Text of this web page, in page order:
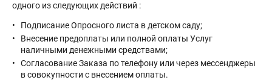
одного из следующих действий :
Подписание Опросного листа в детском саду;
Внесение предоплаты или полной оплаты Услуг
наличными денежными средствами;
Согласование Заказа по телефону или через мессенджеры
в совокупности с внесением оплаты.